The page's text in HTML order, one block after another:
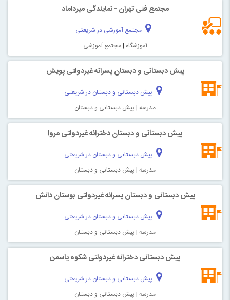
مجتمع فنی تهران - نمایندگی میرداماد
مجتمع آموزشی در شریعتی
آموزشگاه |مجتمع آموزشی
پیش دبستانی و دبستان پسرانه غیردولتی پویش
پیش دبستانی و دبستان در شریعتی
مدرسه | پیش دبستانی و دبستان
پیش دبستانی و دبستان دخترانه غیردولتی مروا
پیش دبستانی و دبستان در شریعتی
مدرسه | پیش دبستانی و دبستان
پیش دبستانی و دبستان پسرانه غیردولتی بوستان دانش
پیش دبستانی و دبستان در شریعتی
مدرسه | پیش دبستانی و دبستان
پیش دبستانی دخترانه غیردولتی شکوه یاسمن
پیش دبستانی و دبستان در شریعتی
مدرسه | پیش دبستانی و دبستان